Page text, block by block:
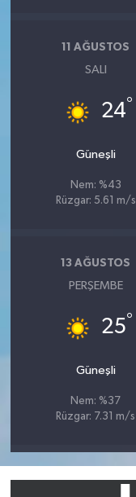
11 AĞUSTOS
SALI
24°
Güneşli
Nem: %43
Rüzgar: 5.61 m/s
13 AĞUSTOS
PERŞEMBE
25°
Güneşli
Nem: %37
Rüzgar: 7.31 m/s